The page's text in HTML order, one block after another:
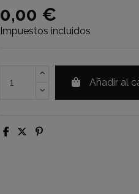
0,00 €
Impuestos incluidos
Añadir al